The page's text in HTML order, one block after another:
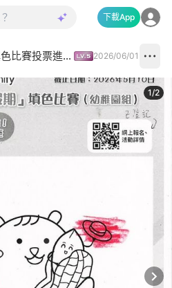
下載App
「我的Chill賞假期」填色比賽投票進行中✅ 2026/06/01
1/2